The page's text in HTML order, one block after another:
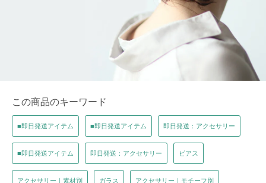
この商品のキーワード
■即日発送アイテム ■即日発送アイテム 即日発送：アクセサリー
■即日発送アイテム 即日発送：アクセサリー ピアス
アクセサリー｜素材別 ガラス アクセサリー｜モチーフ別